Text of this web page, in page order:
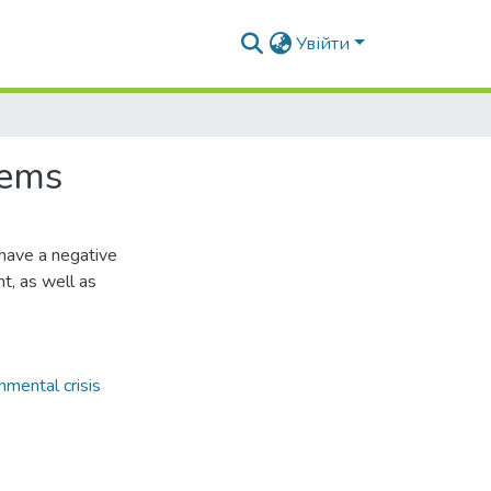
Увійти
a negative
as well as
crisis